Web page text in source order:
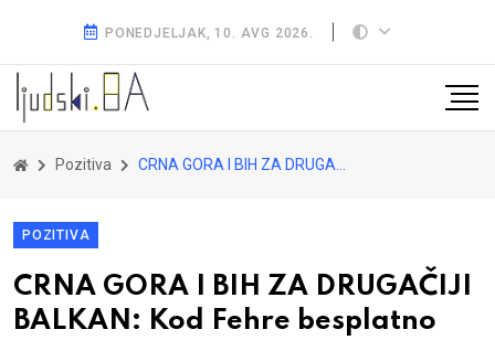
PONEDJELJAK, 10. AVG 2026.
Pozitiva CRNA GORA I BIH ZA DRUGAČIJI BALKAN: Kod Fehre besplatno pečenje za navijače Crne Gore, u Zenici im treba vratiti za skandiranje "volim te Bosno"
POZITIVA
CRNA GORA I BIH ZA DRUGAČIJI
BALKAN: Kod Fehre besplatno